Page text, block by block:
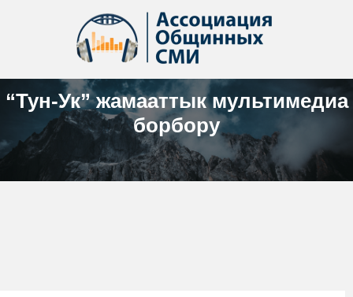
“Тун-Ук” жамааттык мультимедиа
борбору